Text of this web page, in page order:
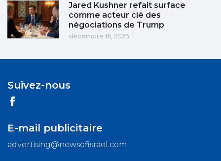
Jared Kushner refait surface
comme acteur clé des
négociations de Trump
décembre 16, 2025
Suivez-nous
E-mail publicitaire
advertising@newsofisrael.com